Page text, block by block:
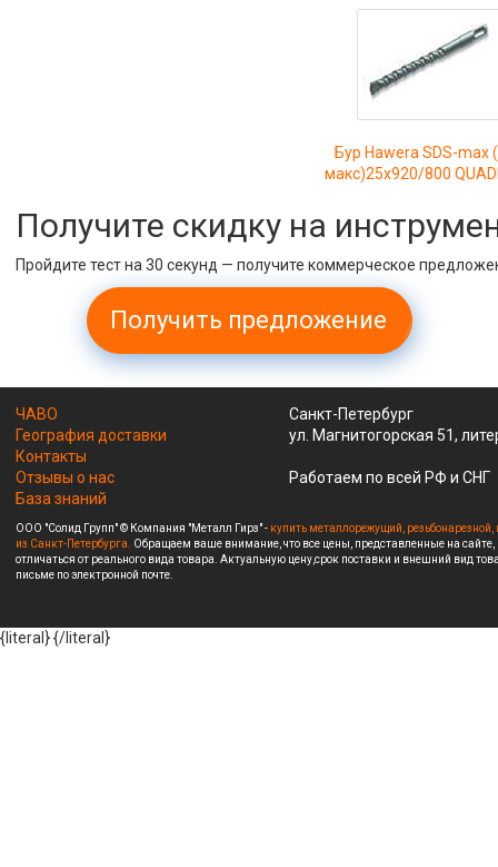
Бур Hawera SDS-max
макс)25x920/800
Получите скидку на
Пройдите тест на 30 секунд — получите коммерческое
Получить предложение
ЧАВО
География доставки
Контакты
Отзывы о нас
База знаний
Санкт-Петербург
ул. Магнитогорская 51,
Работаем по всей РФ и СНГ
ООО "Солид Групп" © Компания "Металл Гирз" - купить металлорежущий,
из Санкт-Петербурга. Обращаем ваше внимание, что все цены, представленные на
отличаться от реального вида товара. Актуальную цену,срок поставки и внешний вид
письме по электронной почте.
{literal}{/literal}